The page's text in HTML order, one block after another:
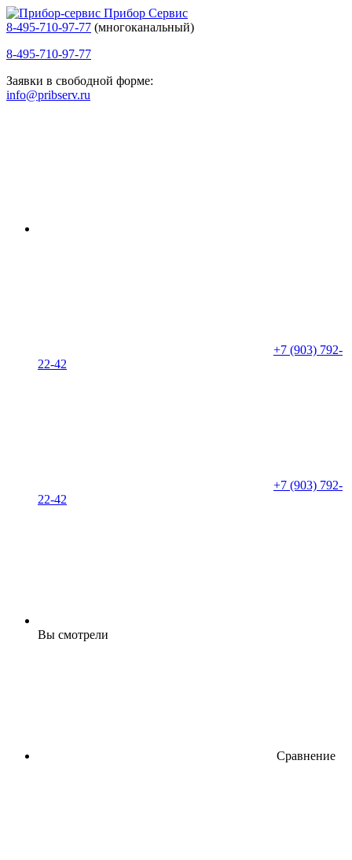
Прибор Сервис
8-495-710-97-77 (многоканальный)
8-495-710-97-77
Заявки в свободной форме:
info@pribserv.ru
+7 (903) 792-
22-42
+7 (903) 792-
22-42
Вы смотрели
Сравнение